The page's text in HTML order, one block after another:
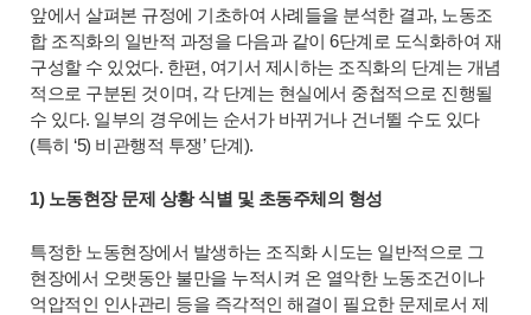
앞에서 살펴본 규정에 기초하여 사례들을 분석한 결과, 노동조
합 조직화의 일반적 과정을 다음과 같이 6단계로 도식화하여 재
구성할 수 있었다. 한편, 여기서 제시하는 조직화의 단계는 개념
적으로 구분된 것이며, 각 단계는 현실에서 중첩적으로 진행될
수 있다. 일부의 경우에는 순서가 바뀌거나 건너뛸 수도 있다
(특히 ‘5) 비관행적 투쟁’ 단계).
1) 노동현장 문제 상황 식별 및 초동주체의 형성
특정한 노동현장에서 발생하는 조직화 시도는 일반적으로 그
현장에서 오랫동안 불만을 누적시켜 온 열악한 노동조건이나
억압적인 인사관리 등을 즉각적인 해결이 필요한 문제로서 제